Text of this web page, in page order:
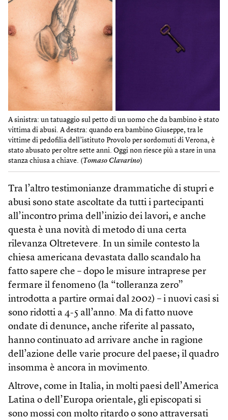
A sinistra: un tatuaggio sul petto di un uomo che da bambino è stato
vittima di abusi. A destra: quando era bambino Giuseppe, tra le
vittime di pedofilia dell’istituto Provolo per sordomuti di Verona, è
stato abusato per oltre sette anni. Oggi non riesce più a stare in una
stanza chiusa a chiave. (Tomaso Clavarino)
Tra l’altro testimonianze drammatiche di stupri e
abusi sono state ascoltate da tutti i partecipanti
all’incontro prima dell’inizio dei lavori, e anche
questa è una novità di metodo di una certa
rilevanza Oltretevere. In un simile contesto la
chiesa americana devastata dallo scandalo ha
fatto sapere che – dopo le misure intraprese per
fermare il fenomeno (la “tolleranza zero”
introdotta a partire ormai dal 2002) – i nuovi casi si
sono ridotti a 4-5 all’anno. Ma di fatto nuove
ondate di denunce, anche riferite al passato,
hanno continuato ad arrivare anche in ragione
dell’azione delle varie procure del paese; il quadro
insomma è ancora in movimento.
Altrove, come in Italia, in molti paesi dell’America
Latina o dell’Europa orientale, gli episcopati si
sono mossi con molto ritardo o sono attraversati